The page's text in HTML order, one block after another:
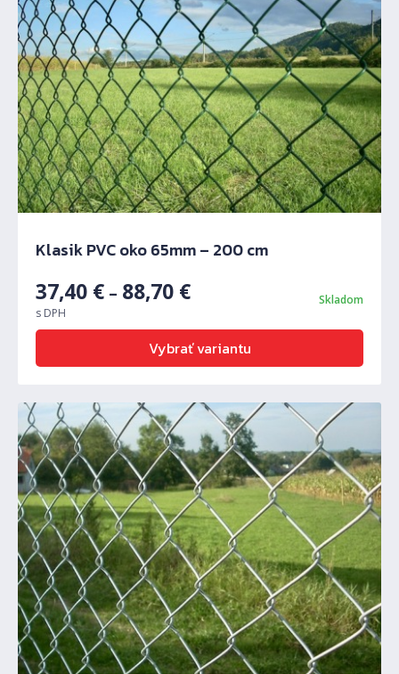
Klasik PVC oko 65mm – 200 cm
37,40 € – 88,70 €
s DPH
Skladom
Vybrať variantu